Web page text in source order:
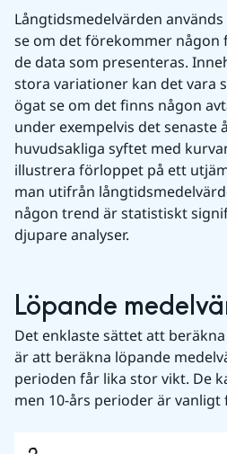
Långtidsmedelvärden
se om det förekommer
de data som presenteras.
stora variationer kan det vara
ögat se om det finns någon
under exempelvis det senaste
huvudsakliga syftet med
illustrera förloppet på ett
man utifrån
någon trend är statistiskt
djupare analyser.
Löpande
Det enklaste sättet att
är att beräkna löpande
perioden får lika stor vikt. De
men 10-års perioder är